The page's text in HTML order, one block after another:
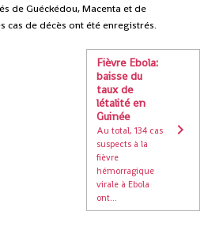
de Guéckédou, Macenta et de
cas de décès ont été enregistrés.
Fièvre Ebola:
baisse du
taux de
létalité en
Guinée
Au total, 134 cas
suspects à la
fièvre
hémorragique
virale à Ebola
ont...